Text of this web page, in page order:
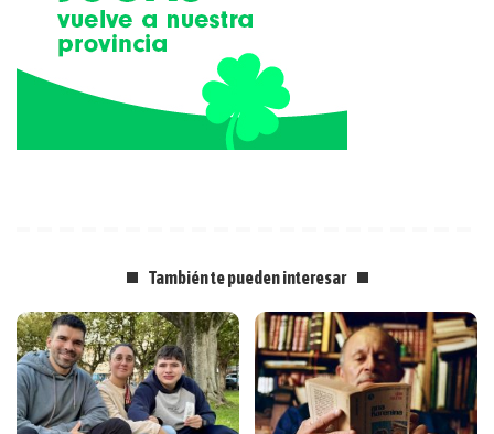
También te pueden interesar